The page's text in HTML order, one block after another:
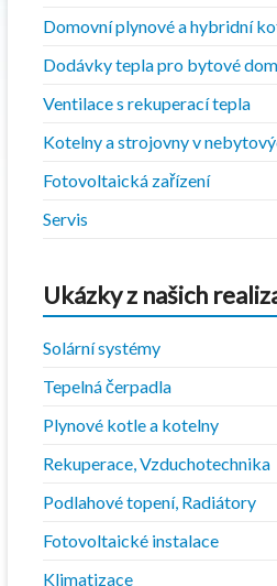
Domovní plynové a hybridní
Dodávky tepla pro bytové
Ventilace s rekuperací tepla
Kotelny a strojovny v
Fotovoltaická zařízení
Servis
Ukázky z našich
Solární systémy
Tepelná čerpadla
Plynové kotle a kotelny
Rekuperace, Vzduchotechnika
Podlahové topení, Radiátory
Fotovoltaické instalace
Klimatizace